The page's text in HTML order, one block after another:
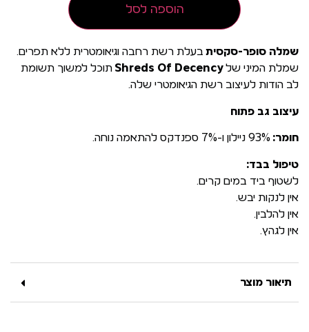
הוספה לסל
שמלה סופר-סקסית בעלת רשת רחבה וגיאומטרית ללא תפרים.
שמלת המיני שלShreds Of Decency תוכל למשוך תשומת
לב הודות לעיצוב רשת הגיאומטרי שלה.
עיצוב גב פתוח
חומר:
טיפול בבד:
לשטוף ביד במים קרים.
אין לנקות יבש.
אין להלבין.
אין לגהץ.
תיאור מוצר